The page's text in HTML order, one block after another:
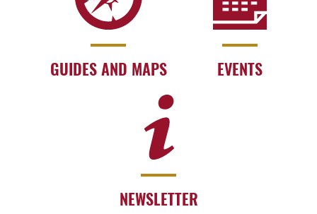
GUIDES AND MAPS EVENTS
NEWSLETTER